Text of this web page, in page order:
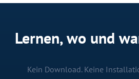
Lernen, wo und
Kein Download. Keine